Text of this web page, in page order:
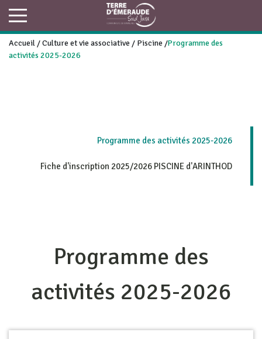
Accueil /Culture et vie associative / Piscine /Programme des
activités 2025-2026
Programme des activités 2025-2026
Fiche d'inscription 2025/2026 PISCINE d'ARINTHOD
Programme des
activités 2025-2026